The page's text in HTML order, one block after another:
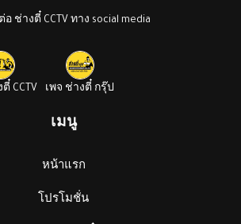
ช่างตี๋ CCTV ทาง social media
CCTV เพจ ช่างตี๋ กรุ๊ป
เมนู
หน้าแรก
โปรโมชั่น